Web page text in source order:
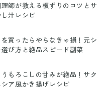
師が教える板ずりのコツとサ
汁レシピ
買ったらやらなきゃ損！元シ
び方と絶品スピード副菜
うもろこしの甘みが絶品！サク
ア風かき揚げレシピ